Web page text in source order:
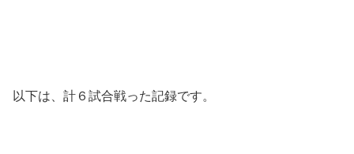
以下は、計６試合戦った記録です。